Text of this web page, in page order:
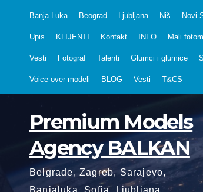
Banja Luka Beograd Ljubljana Niš Novi
Upis KLIJENTI Kontakt INFO Mali
Vesti Fotograf Talenti Glumci i glumice
Voice-over modeli BLOG Vesti T&CS
Premium Models
Agency BALKAN
Belgrade, Zagreb, Sarajevo,
Banjaluka, Sofia, Ljubljana,